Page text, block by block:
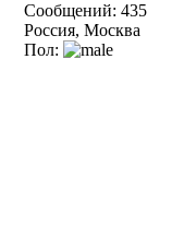
Сообщений: 435
Россия, Москва
Пол: